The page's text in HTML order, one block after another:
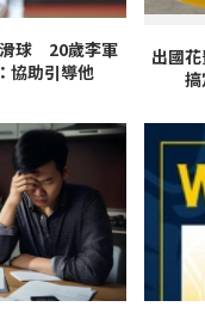
球 20歲李軍
協助引導他
出國